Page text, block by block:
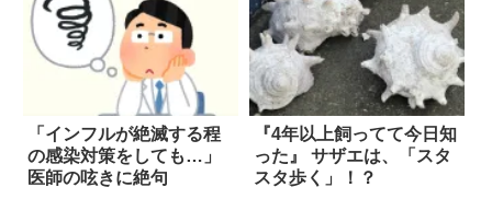
「インフルが絶滅する程
の感染対策をしても…」
医師の呟きに絶句
『4年以上飼ってて今日知
った』 サザエは、「スタ
スタ歩く」！？